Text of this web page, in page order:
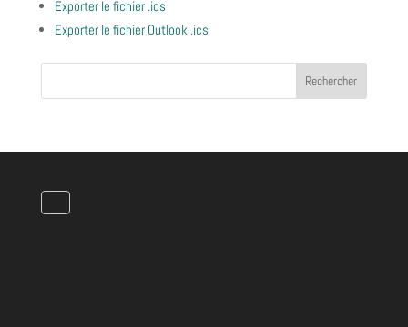
Exporter le fichier .ics
Exporter le fichier Outlook .ics